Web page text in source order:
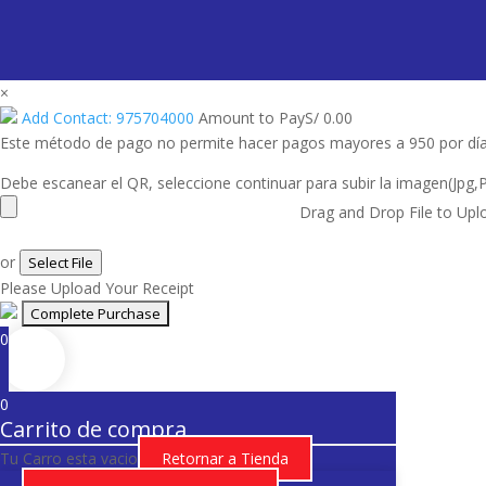
×
Add Contact: 975704000 Amount to PayS/ 0.00
Este método de pago no permite hacer pagos mayores a 950 por día
Debe escanear el QR, seleccione continuar para subir la
Drag and Drop File to
or Select File
Please Upload Your Receipt
0
0
Carrito de compra
Tu Carro esta vacio Retornar a Tienda